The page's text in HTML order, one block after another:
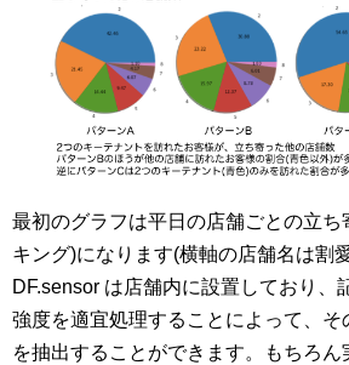
最初のグラフは平日の店舗ごとの立ち
キング)になります(横軸の店舗名は割
DF.sensor は店舗内に設置しており、
強度を適宜処理することによって、そ
を抽出することができます。もちろ